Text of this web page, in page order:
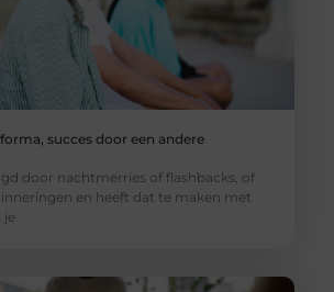
succes door een andere
door nachtmerries of flashbacks, of
en heeft dat te maken met
je